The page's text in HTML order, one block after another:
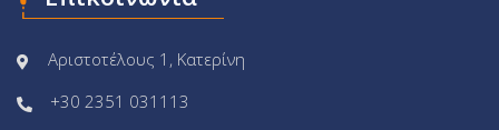
Αριστοτέλους 1, Κατερίνη
+30 2351 031113